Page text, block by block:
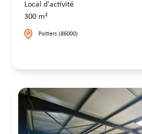
Local d'activité
300 m²
Poitiers (86000)